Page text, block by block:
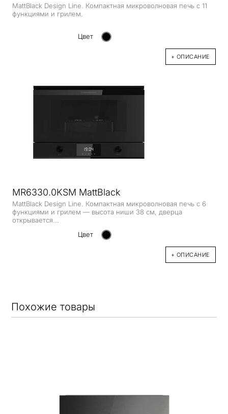
MattBlack Design Line. Компактная микроволновая печь с 11
функциями и грилем.
Цвет
+ ОПИСАНИЕ
MR6330.0KSM MattBlack
MattBlack Design Line. Компактная микроволновая печь с 6
функциями и грилем — высота ниши 38 см, дверца
открывается...
Цвет
+ ОПИСАНИЕ
Похожие товары